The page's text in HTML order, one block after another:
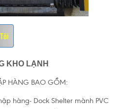
KHO LẠNH
HÀNG BAO GỒM:
hàng- Dock Shelter mành PVC